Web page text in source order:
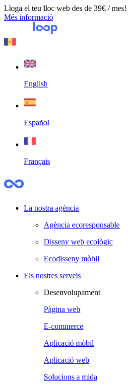
Lloga el teu lloc web des de 39€ / mes!
Més informació
English
Español
Français
La nostra agència
Agència ecoresponsable
Disseny web ecològic
Ecodisseny mòbil
Els nostres serveis
Desenvolupament
Pàgina web
E-commerce
Aplicació mòbil
Aplicació web
Solucions a mida